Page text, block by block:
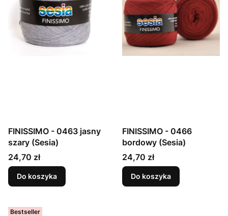
FINISSIMO - 0463 jasny
szary (Sesia)
Cena
24,70 zł
Do koszyka
FINISSIMO - 0466
bordowy (Sesia)
Cena
24,70 zł
Do koszyka
Bestseller